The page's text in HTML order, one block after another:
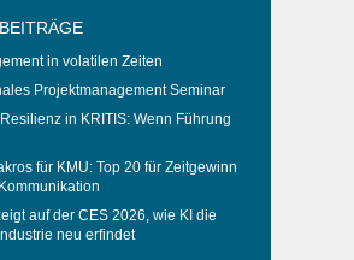
in volatilen Zeiten
Projektmanagement Seminar
in KRITIS: Wenn Führung
für KMU: Top 20 für Zeitgewinn
auf der CES 2026, wie KI die
neu erfindet